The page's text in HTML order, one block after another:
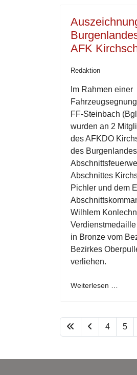
AFK
Redaktion
Im Rahmen einer
FF-Steinbach
wurden an 2
des AFKDO
des
Abschnittes
Pichler und dem
Wilhlem
in Bronze vom
Bezirkes
verliehen.
Weiterlesen …
4 5